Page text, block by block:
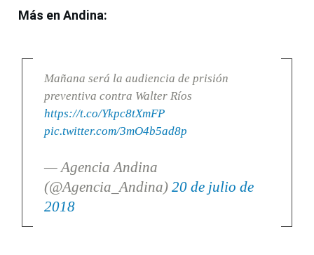
Más en Andina:
Mañana será la audiencia de prisión
preventiva contra Walter Ríos
https://t.co/Ykpc8tXmFP
pic.twitter.com/3mO4b5ad8p
— Agencia Andina
(@Agencia_Andina) 20 de julio de
2018